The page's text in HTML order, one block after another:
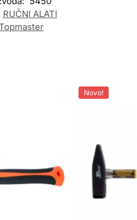
RUČNI ALATI
Novo!